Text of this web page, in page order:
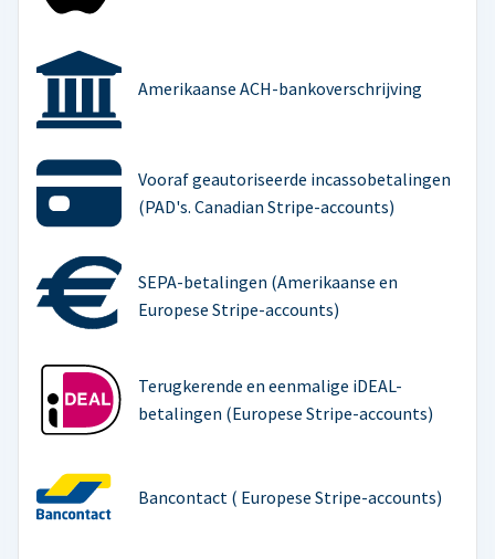
Amerikaanse ACH-bankoverschrijving
Vooraf geautoriseerde incassobetalingen
(PAD's. Canadian Stripe-accounts)
SEPA-betalingen (Amerikaanse en
Europese Stripe-accounts)
Terugkerende en eenmalige iDEAL-
betalingen (Europese Stripe-accounts)
Bancontact ( Europese Stripe-accounts)